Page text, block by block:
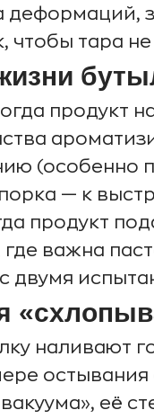
деформаций,
чтобы тара
продукт
(особенно
— к
продукт
важна
двумя
наливают
её